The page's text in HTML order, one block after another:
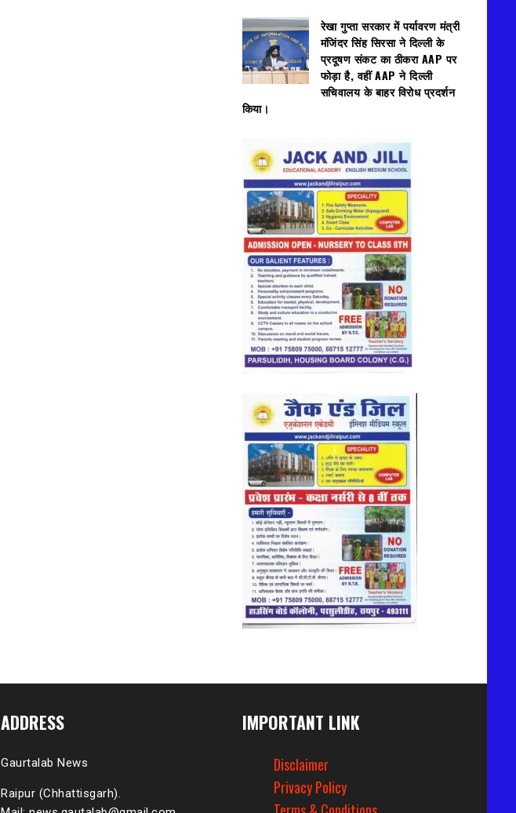
रेखा गुप्ता सरकार में पर्यावरण मंत्री
मंजिंदर सिंह सिरसा ने दिल्ली के
प्रदूषण संकट का ठीकरा AAP पर
फोड़ा है, वहीं AAP ने दिल्ली
सचिवालय के बाहर विरोध प्रदर्शन
किया।
ADDRESS
Gaurtalab News
Raipur (Chhattisgarh).
IMPORTANT LINK
Disclaimer
Privacy Policy